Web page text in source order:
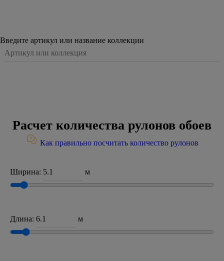
Введите артикул или название коллекции
Расчет количества рулонов обоев
Как правильно посчитать количество рулонов
Ширина: м
Длина: м